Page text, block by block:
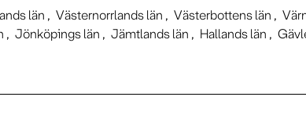
län Västernorrlands län Västerbottens län
Jönköpings län Jämtlands län Hallands län